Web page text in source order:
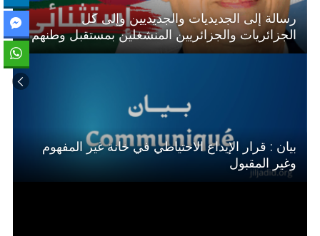
رسالة إلى الجديديات والجديديين وإلى كل
الجزائريات والجزائريين المنشغلين بمستقبل وطنهم
بيان : قرار الإيداع الاحتياطي في خانة غير المفهوم
وغير المقبول